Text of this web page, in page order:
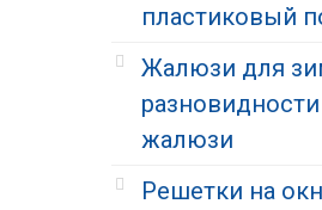
пластиковый
Жалюзи для
жалюзи
Решетки на